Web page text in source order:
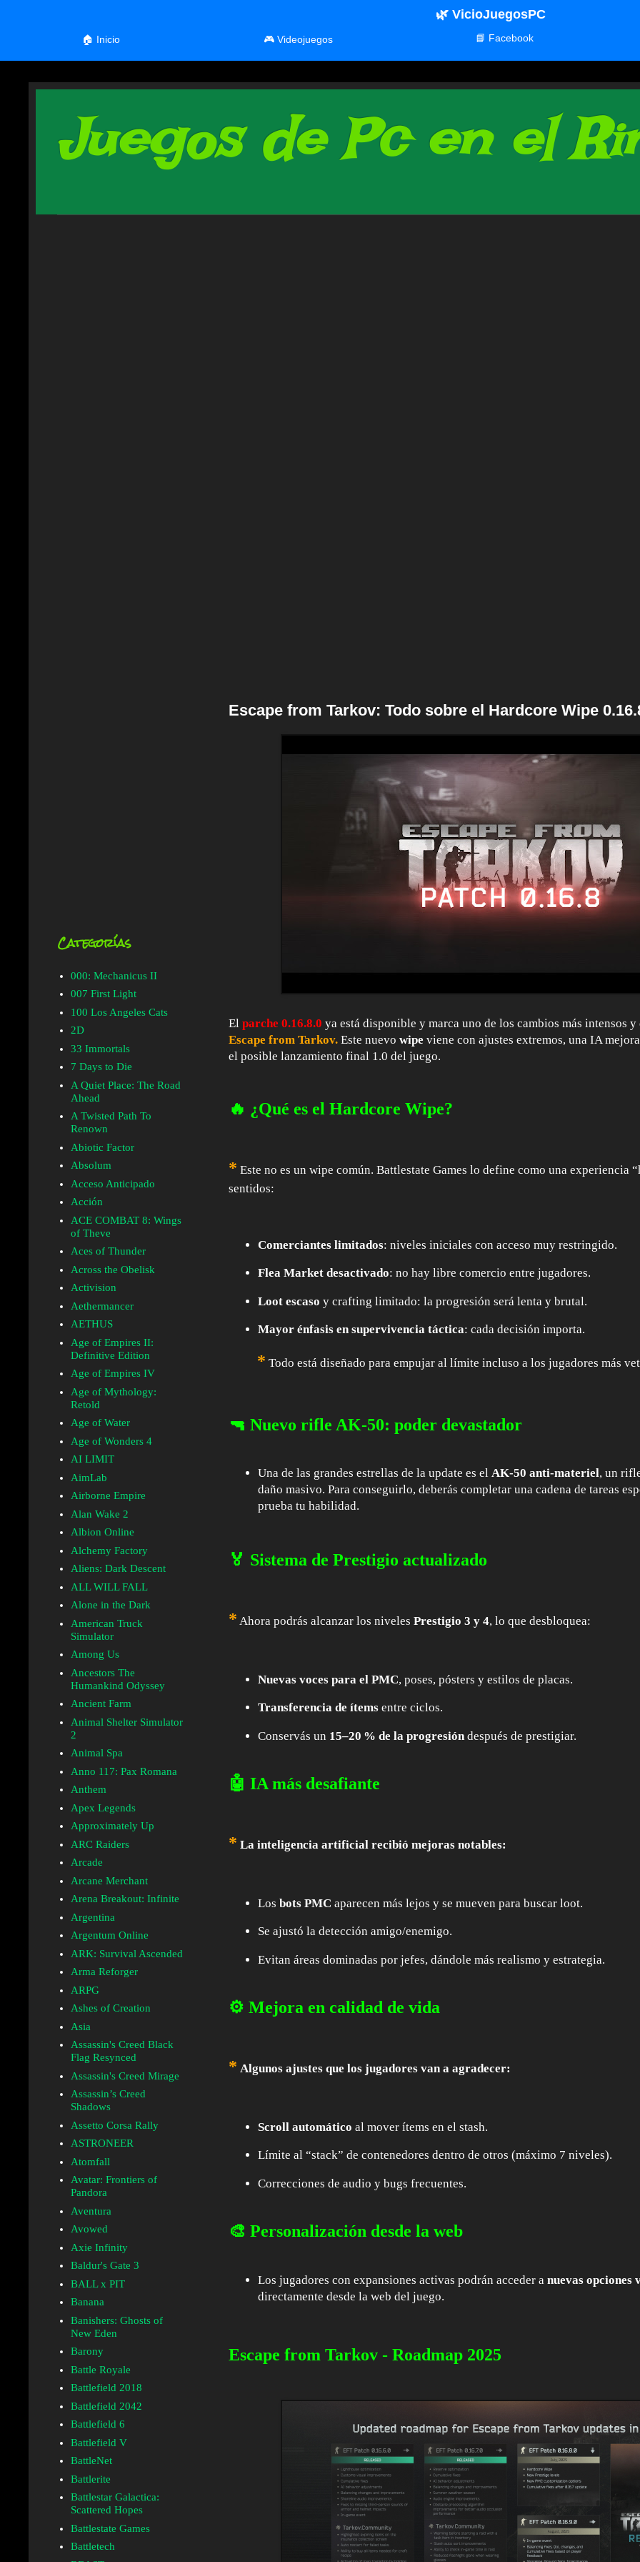
Juegos de Pc en el
🌿 VicioJuegosPC
🏠 Inicio 🎮 Videojuegos 📘 Facebook
Escape from Tarkov: Todo sobre el Hardcore Wipe
El parche 0.16.8.0 ya está disponible y marca uno de los cambios más intensos
Escape from Tarkov. Este nuevo wipe viene con ajustes extremos, una IA
el posible lanzamiento final 1.0 del juego.
🔥 ¿Qué es el Hardcore Wipe?
* Este no es un wipe común. Battlestate Games lo define como una experiencia
sentidos:
Comerciantes limitados: niveles iniciales con acceso muy restringido.
Flea Market desactivado: no hay libre comercio entre jugadores.
Loot escaso y crafting limitado: la progresión será lenta y brutal.
Mayor énfasis en supervivencia táctica: cada decisión importa.
* Todo está diseñado para empujar al límite incluso a los jugadores más
🔫 Nuevo rifle AK‑50: poder devastador
Una de las grandes estrellas de la update es elAK-50 anti‑materiel, un
daño masivo. Para conseguirlo, deberás completar una cadena de tareas
prueba tu habilidad.
🏅 Sistema de Prestigio actualizado
* Ahora podrás alcanzar los niveles Prestigio 3 y 4, lo que desbloquea:
Nuevas voces para el PMC, poses, pósters y estilos de placas.
Transferencia de ítems entre ciclos.
Conservás un 15–20 % de la progresión después de prestigiar.
🤖 IA más desafiante
* La inteligencia artificial recibió mejoras notables:
Losbots PMC aparecen más lejos y se mueven para buscar loot.
Se ajustó la detección amigo/enemigo.
Evitan áreas dominadas por jefes, dándole más realismo y estrategia.
⚙️ Mejora en calidad de vida
* Algunos ajustes que los jugadores van a agradecer:
Scroll automático al mover ítems en el stash.
Límite al “stack” de contenedores dentro de otros (máximo 7 niveles).
Correcciones de audio y bugs frecuentes.
🎨 Personalización desde la web
Los jugadores con expansiones activas podrán acceder anuevas opciones
directamente desde la web del juego.
Escape from Tarkov - Roadmap 2025
Categorías
000: Mechanicus II
007 First Light
100 Los Angeles Cats
2D
33 Immortals
7 Days to Die
A Quiet Place: The Road
Ahead
A Twisted Path To
Renown
Abiotic Factor
Absolum
Acceso Anticipado
Acción
ACE COMBAT 8: Wings
of Theve
Aces of Thunder
Across the Obelisk
Activision
Aethermancer
AETHUS
Age of Empires II:
Definitive Edition
Age of Empires IV
Age of Mythology:
Retold
Age of Water
Age of Wonders 4
AI LIMIT
AimLab
Airborne Empire
Alan Wake 2
Albion Online
Alchemy Factory
Aliens: Dark Descent
ALL WILL FALL
Alone in the Dark
American Truck
Simulator
Among Us
Ancestors The
Humankind Odyssey
Ancient Farm
Animal Shelter Simulator
2
Animal Spa
Anno 117: Pax Romana
Anthem
Apex Legends
Approximately Up
ARC Raiders
Arcade
Arcane Merchant
Arena Breakout: Infinite
Argentina
Argentum Online
ARK: Survival Ascended
Arma Reforger
ARPG
Ashes of Creation
Asia
Assassin's Creed Black
Flag Resynced
Assassin's Creed Mirage
Assassin’s Creed
Shadows
Assetto Corsa Rally
ASTRONEER
Atomfall
Avatar: Frontiers of
Pandora
Aventura
Avowed
Axie Infinity
Baldur's Gate 3
BALL x PIT
Banana
Banishers: Ghosts of
New Eden
Barony
Battle Royale
Battlefield 2018
Battlefield 2042
Battlefield 6
Battlefield V
BattleNet
Battlerite
Battlestar Galactica:
Scattered Hopes
Battlestate Games
Battletech